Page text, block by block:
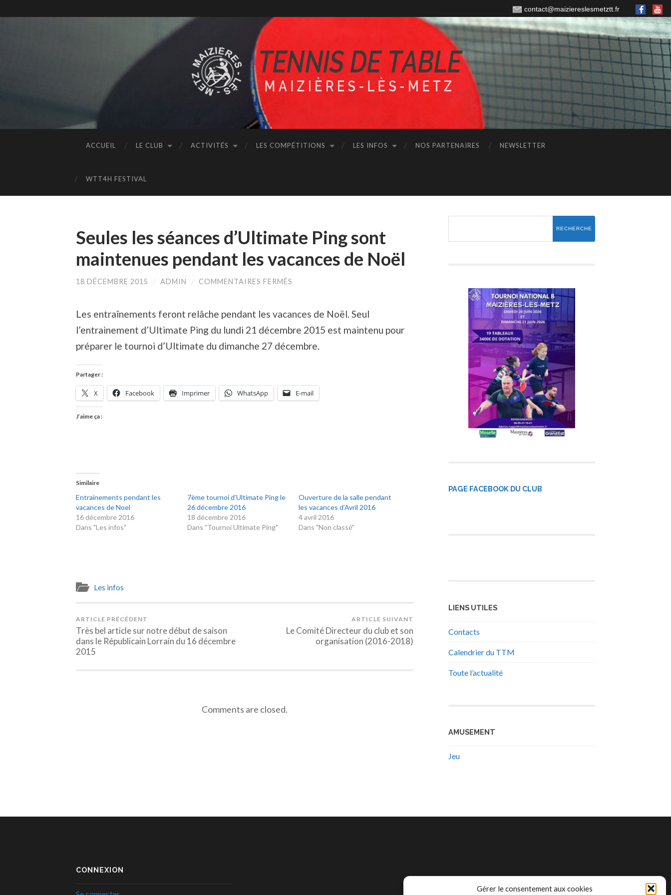
Gérer le consentement aux cookies
contact@maiziereslesmetztt.fr
ACCUEIL LE CLUB ACTIVITÉS LES COMPÉTITIONS LES INFOS NOS PARTENAIRES NEWSLETTER
WTT4H FESTIVAL
Seules les séances d’Ultimate Ping sont
maintenues pendant les vacances de Noël
18 DÉCEMBRE 2015 / ADMIN / COMMENTAIRES FERMÉS
D’ULTIMATE
SONT
PENDANT
Les entraînements feront relâche pendant les vacances de Noël. Seul
l’entrainement d’Ultimate Ping du lundi 21 décembre 2015 est maintenu pour
préparer le tournoi d’Ultimate du dimanche 27 décembre.
Partager :
X Facebook Imprimer WhatsApp E-mail
J’aime ça :
Similaire
Entrainements pendant les
vacances de Noel
16 décembre 2016
Dans "Les infos"
7ème tournoi d’Ultimate Ping le
26 décembre 2016
18 décembre 2016
Dans "Tournoi Ultimate Ping"
Ouverture de la salle pendant
les vacances d’Avril 2016
4 avril 2016
Dans "Non classé"
Les infos
ARTICLE PRÉCÉDENT
Très bel article sur notre début de saison
dans le Républicain Lorrain du 16 décembre
2015
ARTICLE SUIVANT
Le Comité Directeur du club et son
organisation (2016-2018)
Comments are closed.
PAGE FACEBOOK DU CLUB
LIENS UTILES
Contacts
Calendrier du TTM
Toute l’actualité
AMUSEMENT
Jeu
CONNEXION